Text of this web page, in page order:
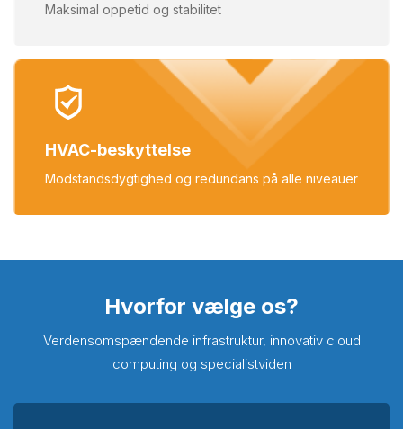
Maksimal oppetid og stabilitet
HVAC-beskyttelse
Modstandsdygtighed og redundans på alle niveauer
Hvorfor vælge os?
Verdensomspændende infrastruktur, innovativ cloud
computing og specialistviden